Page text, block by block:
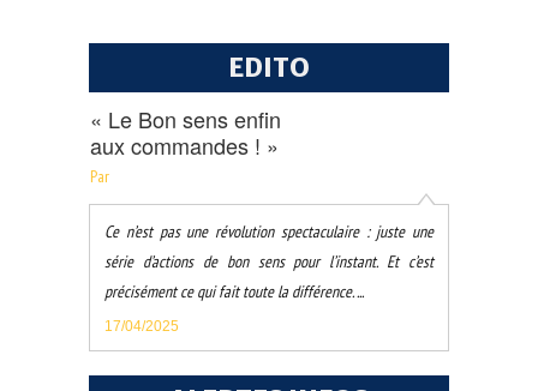
EDITO
« Le Bon sens enfin
aux commandes ! »
Par
Ce n’est pas une révolution spectaculaire : juste une
série d’actions de bon sens pour l’instant. Et c’est
précisément ce qui fait toute la différence. ...
17/04/2025